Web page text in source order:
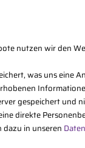
nutzen wir den
was uns eine
gespeichert und
direkte
in unseren